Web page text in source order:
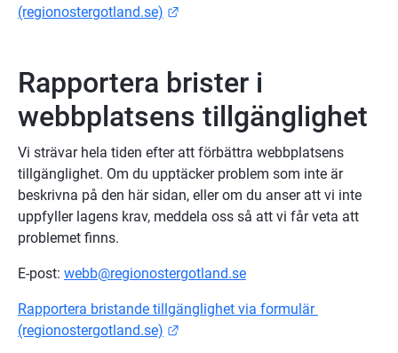
(regionostergotland.se)
Rapportera brister i
webbplatsens tillgänglighet
Vi strävar hela tiden efter att förbättra webbplatsens
tillgänglighet. Om du upptäcker problem som inte är
beskrivna på den här sidan, eller om du anser att vi inte
uppfyller lagens krav, meddela oss så att vi får veta att
problemet finns.
E-post: webb@regionostergotland.se
Rapportera bristande tillgänglighet via formulär
(regionostergotland.se)